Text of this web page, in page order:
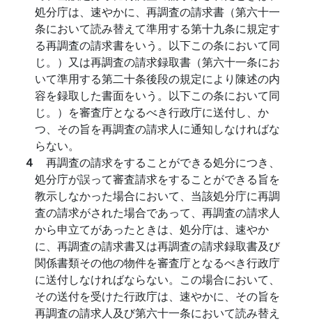
処分庁は、速やかに、再調査の請求書（第六十一
条において読み替えて準用する第十九条に規定す
る再調査の請求書をいう。以下この条において同
じ。）又は再調査の請求録取書（第六十一条にお
いて準用する第二十条後段の規定により陳述の内
容を録取した書面をいう。以下この条において同
じ。）を審査庁となるべき行政庁に送付し、か
つ、その旨を再調査の請求人に通知しなければな
らない。
４ 再調査の請求をすることができる処分につき、
処分庁が誤って審査請求をすることができる旨を
教示しなかった場合において、当該処分庁に再調
査の請求がされた場合であって、再調査の請求人
から申立てがあったときは、処分庁は、速やか
に、再調査の請求書又は再調査の請求録取書及び
関係書類その他の物件を審査庁となるべき行政庁
に送付しなければならない。この場合において、
その送付を受けた行政庁は、速やかに、その旨を
再調査の請求人及び第六十一条において読み替え